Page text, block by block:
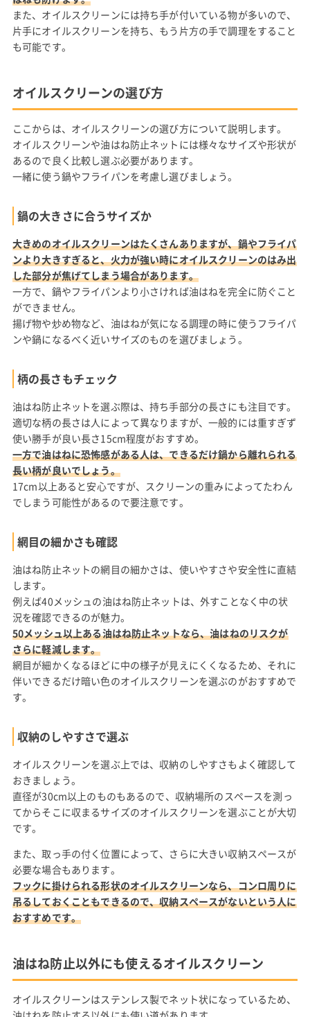
また、オイルスクリーンには持ち手が付いている物が多いので、
片手にオイルスクリーンを持ち、もう片方の手で調理をすること
も可能です。
オイルスクリーンの選び方
ここからは、オイルスクリーンの選び方について説明します。
オイルスクリーンや油はね防止ネットには様々なサイズや形状が
あるので良く比較し選ぶ必要があります。
一緒に使う鍋やフライパンを考慮し選びましょう。
鍋の大きさに合うサイズか
大きめのオイルスクリーンはたくさんありますが、鍋やフライパ
ンより大きすぎると、火力が強い時にオイルスクリーンのはみ出
した部分が焦げてしまう場合があります。
一方で、鍋やフライパンより小さければ油はねを完全に防ぐこと
ができません。
揚げ物や炒め物など、油はねが気になる調理の時に使うフライパ
ンや鍋になるべく近いサイズのものを選びましょう。
柄の長さもチェック
油はね防止ネットを選ぶ際は、持ち手部分の長さにも注目です。
適切な柄の長さは人によって異なりますが、一般的には重すぎず
使い勝手が良い長さ15cm程度がおすすめ。
一方で油はねに恐怖感がある人は、できるだけ鍋から離れられる
長い柄が良いでしょう。
17cm以上あると安心ですが、スクリーンの重みによってたわん
でしまう可能性があるので要注意です。
網目の細かさも確認
油はね防止ネットの網目の細かさは、使いやすさや安全性に直結
します。
例えば40メッシュの油はね防止ネットは、外すことなく中の状
況を確認できるのが魅力。
50メッシュ以上ある油はね防止ネットなら、油はねのリスクが
さらに軽減します。
網目が細かくなるほどに中の様子が見えにくくなるため、それに
伴いできるだけ暗い色のオイルスクリーンを選ぶのがおすすめで
す。
収納のしやすさで選ぶ
オイルスクリーンを選ぶ上では、収納のしやすさもよく確認して
おきましょう。
直径が30cm以上のものもあるので、収納場所のスペースを測っ
てからそこに収まるサイズのオイルスクリーンを選ぶことが大切
です。
また、取っ手の付く位置によって、さらに大きい収納スペースが
必要な場合もあります。
フックに掛けられる形状のオイルスクリーンなら、コンロ周りに
吊るしておくこともできるので、収納スペースがないという人に
おすすめです。
油はね防止以外にも使えるオイルスクリーン
オイルスクリーンはステンレス製でネット状になっているため、